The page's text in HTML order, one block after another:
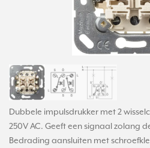
Dubbele impulsdrukker met 2
250V AC. Geeft een signaal zolang
Bedrading aansluiten met